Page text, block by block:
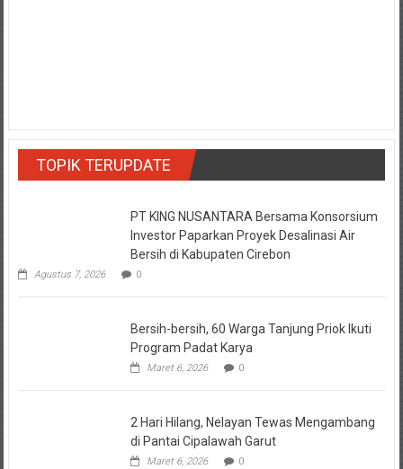
TOPIK TERUPDATE
PT KING NUSANTARA Bersama Konsorsium
Investor Paparkan Proyek Desalinasi Air
Bersih di Kabupaten Cirebon
Agustus 7, 2026 0
Bersih-bersih, 60 Warga Tanjung Priok Ikuti
Program Padat Karya
Maret 6, 2026 0
2 Hari Hilang, Nelayan Tewas Mengambang
di Pantai Cipalawah Garut
Maret 6, 2026 0